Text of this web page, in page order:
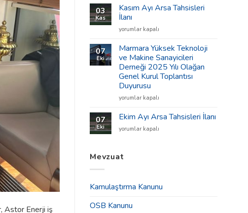
Astor Enerji iş
Ön
Tahsis
İlanı
için
03
Kas
Kasım Ayı Arsa Tahsisleri
İlanı
Kasım
Arsa
Tahsisleri
İlanı
için
yorumlar kapalı
07
Eki
Marmara Yüksek Teknoloji
ve Makine Sanayicileri
Derneği 2025 Yılı Olağan
Genel Kurul Toplantısı
Duyurusu
Marmara
Teknoloji
Makine
2025
Kurul
Duyurusu
yorumlar kapalı
07
Eki
Ekim Ayı Arsa Tahsisleri İlanı
Ekim
Tahsisleri
yorumlar kapalı
Mevzuat
Kamulaştırma Kanunu
OSB Kanunu